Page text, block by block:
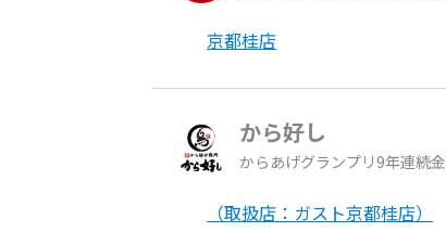
京都桂店
から好し
からあげグランプリ9年連続
（取扱店：ガスト京都桂店）